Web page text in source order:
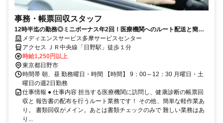
事務・帳票回収スタッフ
12時半迄の勤務◎ミニボーナス年2回！医療機関へのルート配送と簡単
な事務♪難しい業務はなし◎
メディエンスサービス多摩サービスセンター
アクセス ＪＲ中央線「日野駅」徒歩１分
時給1,250円以上
東京都日野市
時間帯 朝、昼 勤務曜日・時間 【時間】 9：00～12：30 月曜日・土
曜日の週2日勤務
仕事情報 ● 仕事内容 担当する医療機関に訪問し、健康診断の帳票回
収と 報告書の配布を行うルート業務です！ その他、簡単な軽作業あ
り。 書類回収がメイン。あとは書類チェックのみで 難しい業務はあ
り...